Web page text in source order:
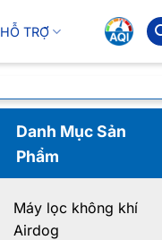
HỖ TRỢ
Danh Mục Sản
Phẩm
Máy lọc không khí
Airdog